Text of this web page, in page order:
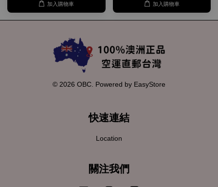
加入購物車 加入購物車
© 2026 OBC. Powered by EasyStore
快速連結
Location
關注我們